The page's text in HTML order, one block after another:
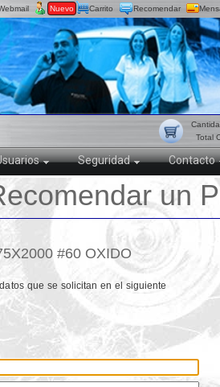
Recomendar
Nuevo Carrito
Total
Seguridad Contacto
#60 OXIDO
que se solicitan en el siguiente
un